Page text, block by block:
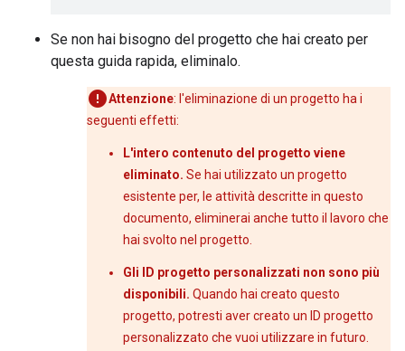
Se non hai bisogno del progetto che hai creato per
questa guida rapida, eliminalo.
Attenzione: l'eliminazione di un progetto ha i
seguenti effetti:
L'intero contenuto del progetto viene
eliminato. Se hai utilizzato un progetto
esistente per, le attività descritte in questo
documento, eliminerai anche tutto il lavoro che
hai svolto nel progetto.
Gli ID progetto personalizzati non sono più
disponibili. Quando hai creato questo
progetto, potresti aver creato un ID progetto
personalizzato che vuoi utilizzare in futuro.